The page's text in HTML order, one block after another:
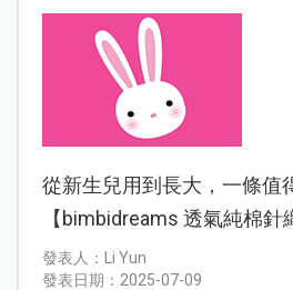
從新生兒用到長大，一條值
【bimbidreams 透氣純棉
發表人：Li Yun
發表日期：2025-07-09